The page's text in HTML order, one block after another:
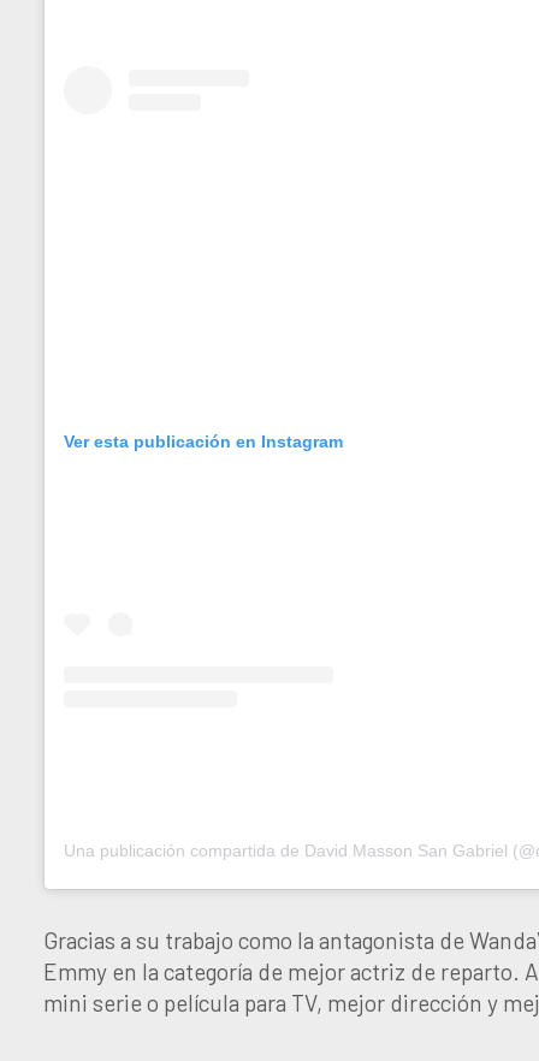
Ver esta publicación en Instagram
Gracias a su trabajo como la antagonista de
Emmy en la categoría de mejor actriz de reparto.
mini serie o película para TV, mejor dirección y